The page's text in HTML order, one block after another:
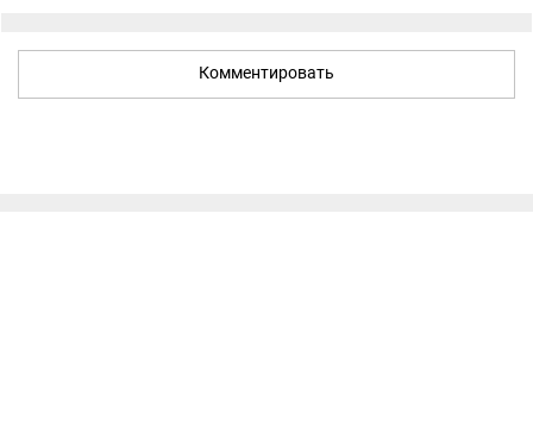
Комментировать